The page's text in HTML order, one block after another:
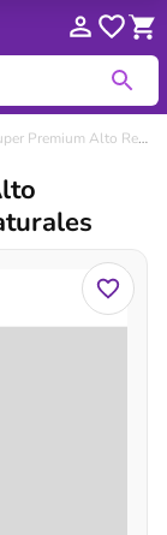
Alto Rendimiento Ingredientes Naturales